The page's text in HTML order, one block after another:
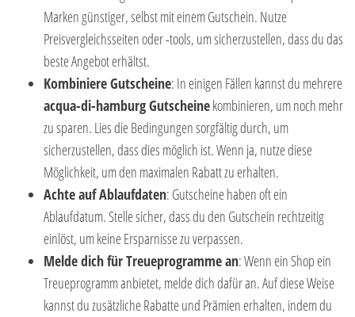
Marken günstiger, selbst mit einem Gutschein. Nutze
Preisvergleichsseiten oder -tools, um sicherzustellen, dass du das
beste Angebot erhältst.
Kombiniere Gutscheine: In einigen Fällen kannst du mehrere
acqua-di-hamburg Gutscheinekombinieren, um noch mehr
zu sparen. Lies die Bedingungen sorgfältig durch, um
sicherzustellen, dass dies möglich ist. Wenn ja, nutze diese
Möglichkeit, um den maximalen Rabatt zu erhalten.
Achte auf Ablaufdaten: Gutscheine haben oft ein
Ablaufdatum. Stelle sicher, dass du den Gutschein rechtzeitig
einlöst, um keine Ersparnisse zu verpassen.
Melde dich für Treueprogramme an: Wenn ein Shop ein
Treueprogramm anbietet, melde dich dafür an. Auf diese Weise
kannst du zusätzliche Rabatte und Prämien erhalten, indem du